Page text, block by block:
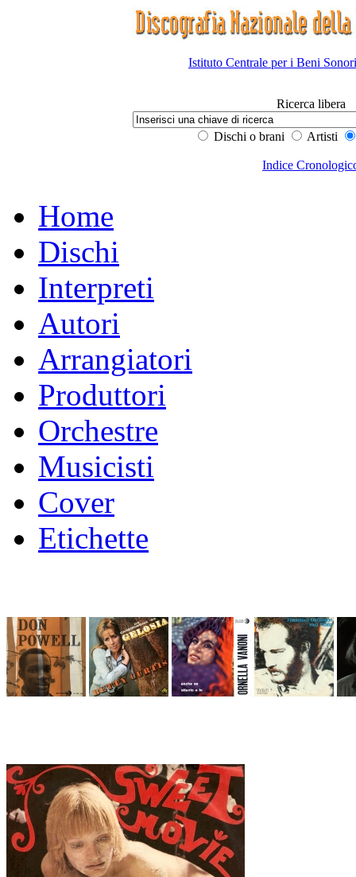
Istituto Centrale per i Beni
Ricerca libera
Dischi o brani Artisti
Indice
Home
Dischi
Interpreti
Autori
Arrangiatori
Produttori
Orchestre
Musicisti
Cover
Etichette